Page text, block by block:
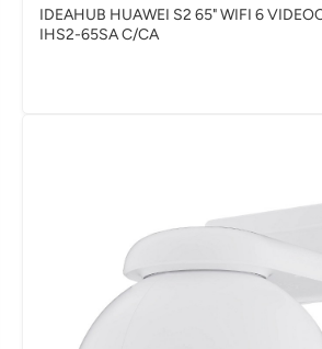
IDEAHUB HUAWEI S2 65" WIFI 6
IHS2-65SA C/CA